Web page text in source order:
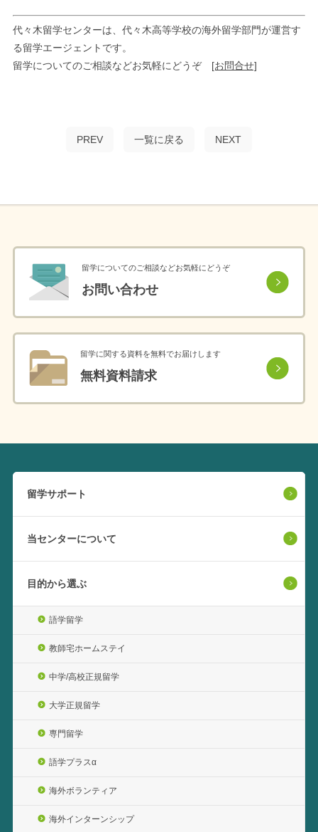
代々木留学センターは、代々木高等学校の海外留学部門が運営す
る留学エージェントです。
留学についてのご相談などお気軽にどうぞ [お問合せ]
PREV 一覧に戻る NEXT
留学についてのご相談などお気軽にどうぞ
お問い合わせ
留学に関する資料を無料でお届けします
無料資料請求
留学サポート
当センターについて
目的から選ぶ
語学留学
教師宅ホームステイ
中学/高校正規留学
大学正規留学
専門留学
語学プラスα
海外ボランティア
海外インターンシップ